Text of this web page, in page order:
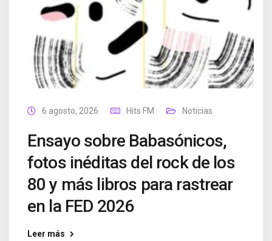
6 agosto, 2026 Hits FM Noticias
Ensayo sobre Babasónicos,
fotos inéditas del rock de los
80 y más libros para rastrear
en la FED 2026
Leer más